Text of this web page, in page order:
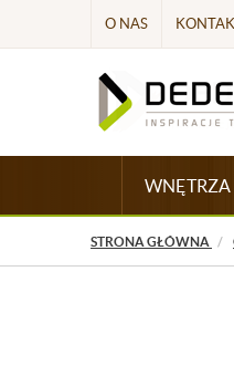
O NAS
WNĘTRZA
STRONA GŁÓWNA